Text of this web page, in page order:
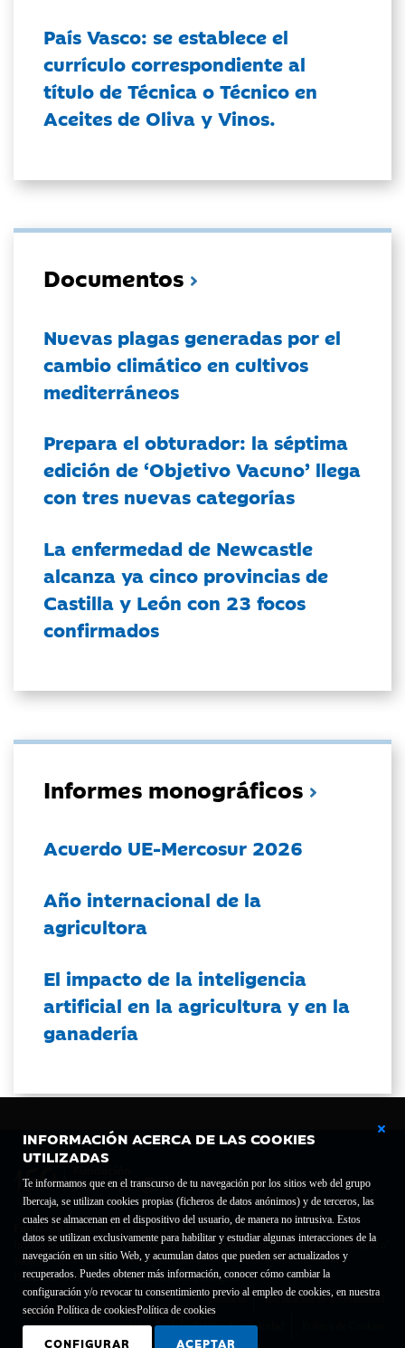
INFORMACIÓN ACERCA DE LAS COOKIES
UTILIZADAS
Te informamos que en el transcurso de tu navegación por los sitios web del grupo
Ibercaja, se utilizan cookies propias (ficheros de datos anónimos) y de terceros, las
cuales se almacenan en el dispositivo del usuario, de manera no intrusiva. Estos
datos se utilizan exclusivamente para habilitar y estudiar algunas interacciones de la
navegación en un sitio Web, y acumulan datos que pueden ser actualizados y
recuperados. Puedes obtener más información, conocer cómo cambiar la
configuración y/o revocar tu consentimiento previo al empleo de cookies, en nuestra
sección Política de cookiesPolítica de cookies
CONFIGURAR ACEPTAR
País Vasco: se establece el
currículo correspondiente al
título de Técnica o Técnico en
Aceites de Oliva y Vinos.
Documentos
Nuevas plagas generadas por el
cambio climático en cultivos
mediterráneos
Prepara el obturador: la séptima
edición de ‘Objetivo Vacuno’ llega
con tres nuevas categorías
La enfermedad de Newcastle
alcanza ya cinco provincias de
Castilla y León con 23 focos
confirmados
Informes monográficos
Acuerdo UE-Mercosur 2026
Año internacional de la
agricultora
El impacto de la inteligencia
artificial en la agricultura y en la
ganadería
Fundación Bancaria Ibercaja C.I.F. G-50000652.
Inscrita en el Registro de Fundaciones del Mº de Educación, Cultura y Deporte con el nº
1689.
Domicilio social: Joaquín Costa, 13. 50001 Zaragoza.
Contacto
Declaración de accesibilidad
Aviso legal Política de privacidad